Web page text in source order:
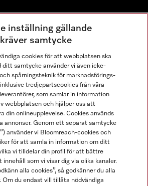
Instagram
Miele på Youtube
inställning gällande
samtycke
cookies för att webbplatsen ska
ditt samtycke använder vi även icke-
spårningsteknik för marknadsförings-
tredjepartscookies från våra
som samlar in information
webbplatsen och hjälper oss att
din onlineupplevelse. Cookies används
annonser. Genom ett separat samtycke
använder vi Bloomreach-cookies och
för att samla in information om ditt
vi tilldelar din profil för att bättre
innehåll som vi visar dig via olika kanaler.
alla cookies”, så godkänner du alla
Om du endast vill tillåta nödvändiga